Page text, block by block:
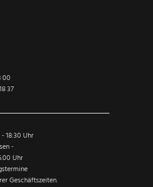
00
37
18:30 Uhr
-
Uhr
Geschäftszeiten.